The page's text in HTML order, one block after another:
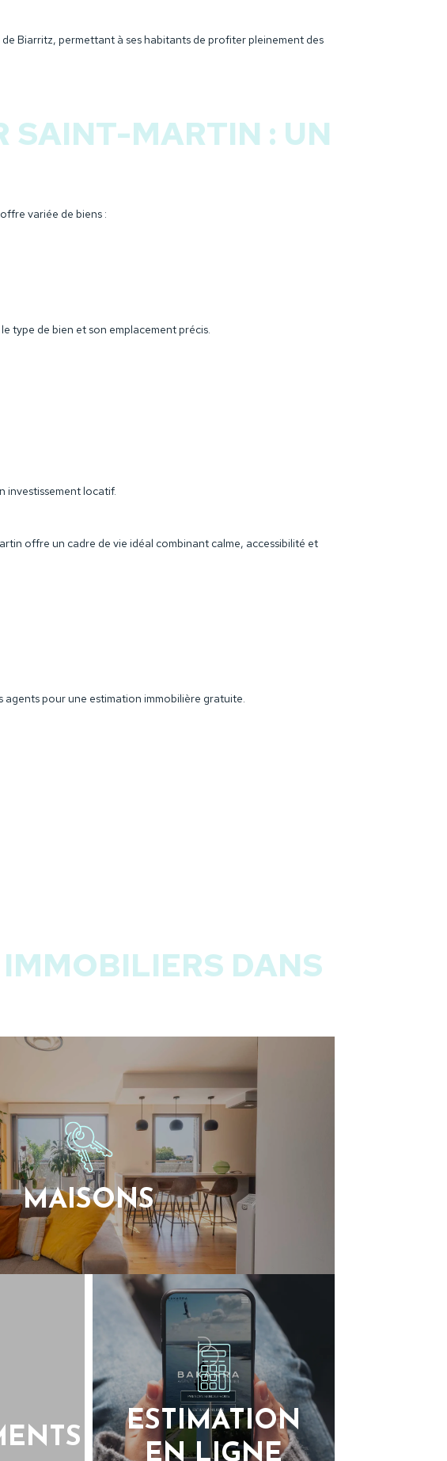
Biarritz, permettant à ses habitants de profiter pleinement des
SAINT-MARTIN : UN
variée de biens :
type de bien et son emplacement précis.
investissement locatif.
offre un cadre de vie idéal combinant calme, accessibilité et
pour une estimation immobilière gratuite.
DANS
MAISONS
ESTIMATION
EN LIGNE